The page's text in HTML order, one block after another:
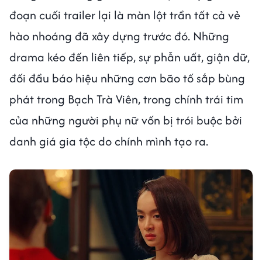
đoạn cuối trailer lại là màn lột trần tất cả vẻ
hào nhoáng đã xây dựng trước đó. Những
drama kéo đến liên tiếp, sự phẫn uất, giận dữ,
đối đầu báo hiệu những cơn bão tố sắp bùng
phát trong Bạch Trà Viên, trong chính trái tim
của những người phụ nữ vốn bị trói buộc bởi
danh giá gia tộc do chính mình tạo ra.